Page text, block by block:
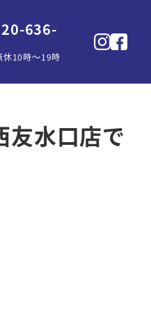
636-
休10時～19時
友水口店で